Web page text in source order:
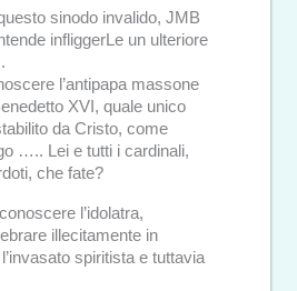
sinodo invalido, JMB
infliggerLe un ulteriore
l’antipapa massone
XVI, quale unico
da Cristo, come
….. Lei e tutti i cardinali,
che fate?
l’idolatra,
illecitamente in
spiritista e tuttavia